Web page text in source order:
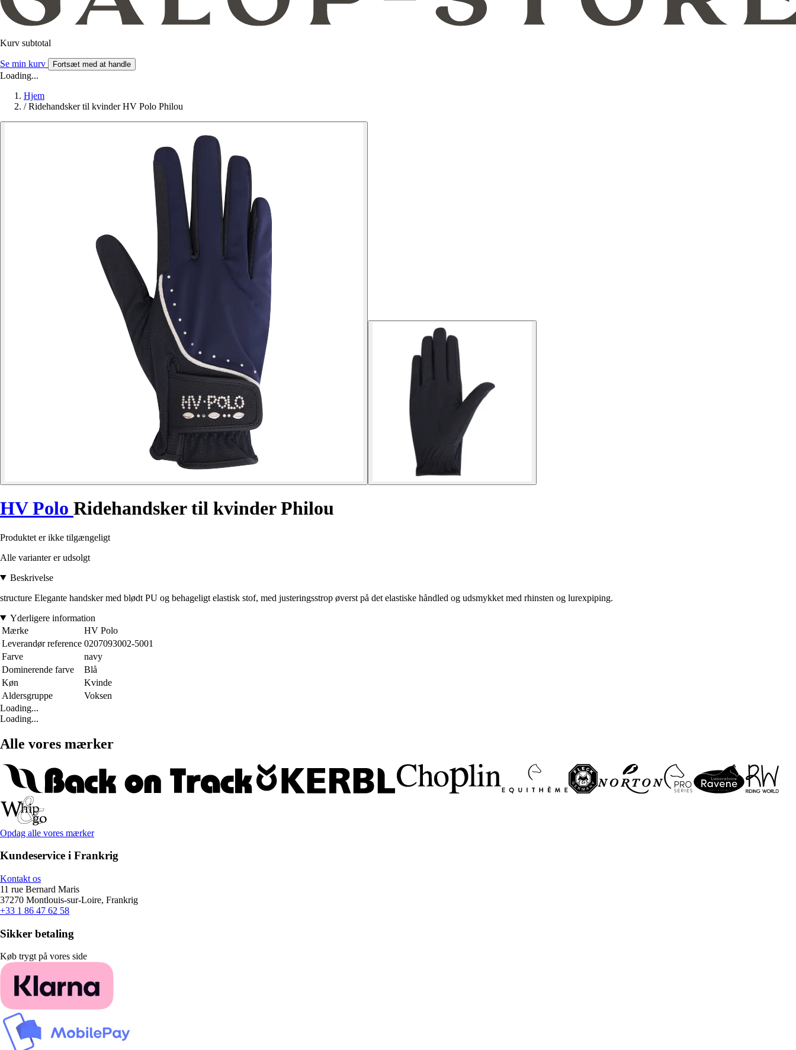
Kurv subtotal
Se min kurv Fortsæt med at handle
Loading...
Hjem
/ Ridehandsker til kvinder HV Polo Philou
HV Polo Ridehandsker til kvinder Philou
Produktet er ikke tilgængeligt
Alle varianter er udsolgt
Beskrivelse
structure Elegante handsker med blødt PU og behageligt elastisk stof, med justeringsstrop øverst på det elastiske håndled og udsmykket med rhinsten og lurexpiping.
Yderligere information
Mærke
HV Polo
Leverandør reference 0207093002-5001
Farve
navy
Dominerende farve
Blå
Køn
Kvinde
Aldersgruppe
Voksen
Loading...
Loading...
Alle vores mærker
Opdag alle vores mærker
Kundeservice i Frankrig
Kontakt os
11 rue Bernard Maris
37270 Montlouis-sur-Loire, Frankrig
+33 1 86 47 62 58
Sikker betaling
Køb trygt på vores side